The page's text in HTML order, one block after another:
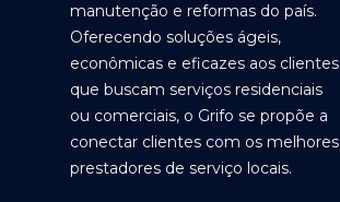
manutenção e reformas do país.
Oferecendo soluções ágeis,
econômicas e eficazes aos clientes
que buscam serviços residenciais
ou comerciais, o Grifo se propõe a
conectar clientes com os melhores
prestadores de serviço locais.